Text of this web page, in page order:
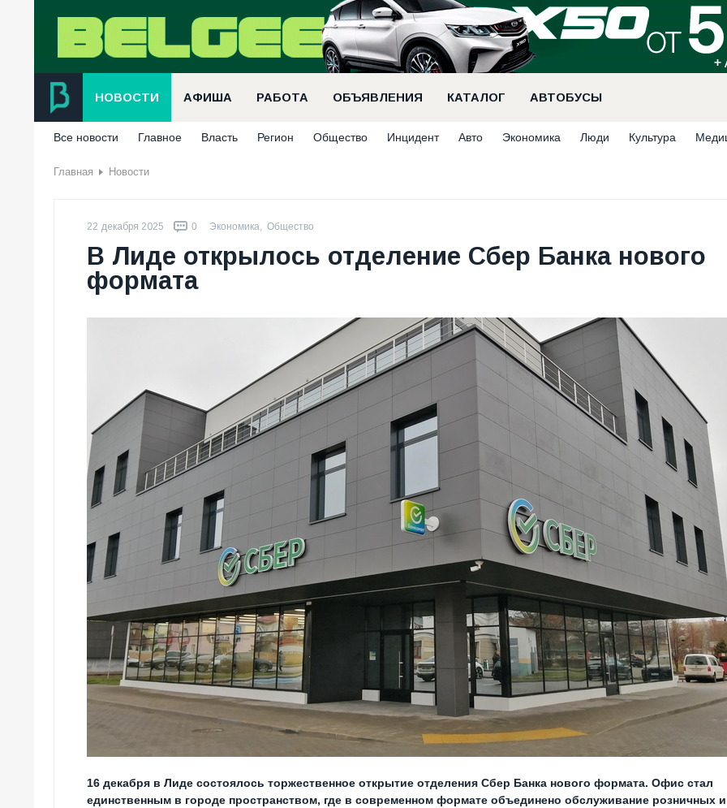
НОВОСТИ АФИША РАБОТА ОБЪЯВЛЕНИЯ КАТАЛОГ АВТОБУСЫ
Все новости Главное Власть Регион Общество Инцидент Авто Экономика Люди Культура
Главная Новости
22 декабря 2025 0 Экономика, Общество
В Лиде открылось отделение Сбер Банка нового
формата
16 декабря в Лиде состоялось торжественное открытие отделения Сбер Банка нового формата. Офис стал
единственным в городе пространством, где в современном формате объединено обслуживание розничных и